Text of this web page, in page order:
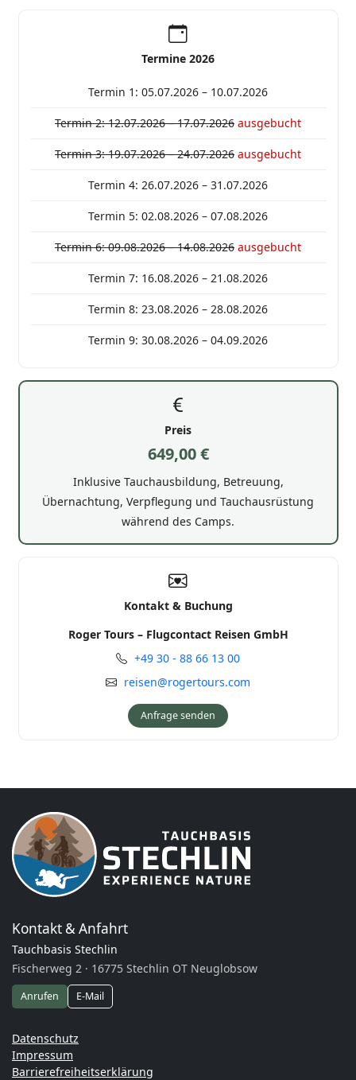
Termine 2026
Termin 1: 05.07.2026 – 10.07.2026
Termin 2: 12.07.2026 – 17.07.2026 ausgebucht
Termin 3: 19.07.2026 – 24.07.2026 ausgebucht
Termin 4: 26.07.2026 – 31.07.2026
Termin 5: 02.08.2026 – 07.08.2026
Termin 6: 09.08.2026 – 14.08.2026 ausgebucht
Termin 7: 16.08.2026 – 21.08.2026
Termin 8: 23.08.2026 – 28.08.2026
Termin 9: 30.08.2026 – 04.09.2026
Preis
649,00 €
Inklusive Tauchausbildung, Betreuung,
Übernachtung, Verpflegung und Tauchausrüstung
während des Camps.
Kontakt & Buchung
Roger Tours – Flugcontact Reisen GmbH
+49 30 - 88 66 13 00
reisen@rogertours.com
Anfrage senden
Kontakt & Anfahrt
Tauchbasis Stechlin
Fischerweg 2 · 16775 Stechlin OT Neuglobsow
Anrufen E-Mail
Datenschutz
Impressum
Barrierefreiheitserklärung